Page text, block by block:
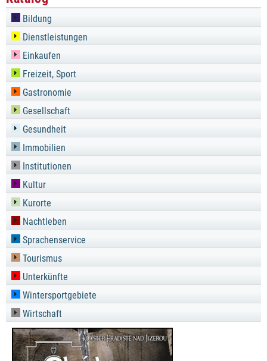
Bildung
Dienstleistungen
Einkaufen
Freizeit, Sport
Gastronomie
Gesellschaft
Gesundheit
Immobilien
Institutionen
Kultur
Kurorte
Nachtleben
Sprachenservice
Tourismus
Unterkünfte
Wintersportgebiete
Wirtschaft